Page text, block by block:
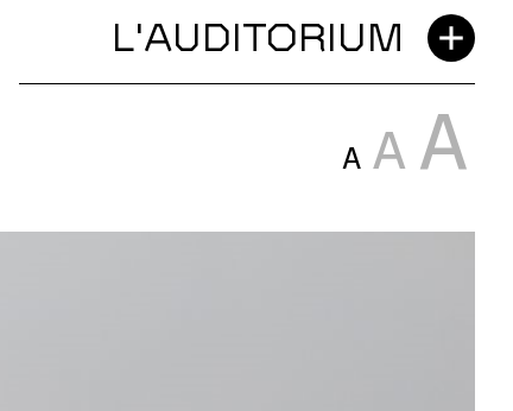
L'AUDITORIUM
A A A